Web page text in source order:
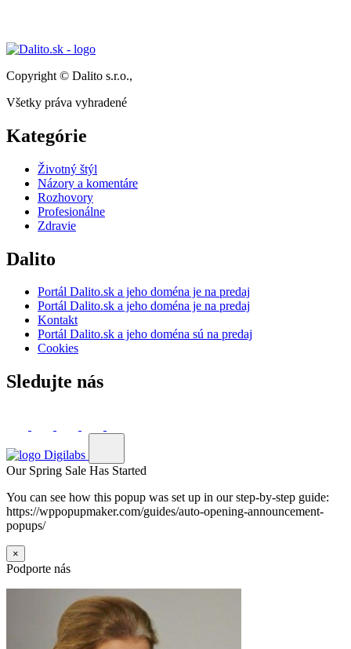
Copyright © Dalito s.r.o.,
Všetky práva vyhradené
Kategórie
Životný štýl
Názory a komentáre
Rozhovory
Profesionálne
Zdravie
Dalito
Portál Dalito.sk a jeho doména je na predaj
Portál Dalito.sk a jeho doména je na predaj
Kontakt
Portál Dalito.sk a jeho doména sú na predaj
Cookies
Sledujte nás
Our Spring Sale Has Started
You can see how this popup was set up in our step-by-step guide:
https://wppopupmaker.com/guides/auto-opening-announcement-
popups/
×
Podporte nás